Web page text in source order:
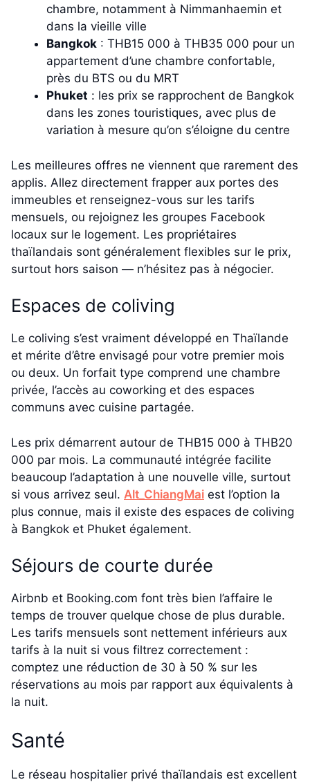
chambre, notamment à Nimmanhaemin et
dans la vieille ville
Bangkok : THB15 000 à THB35 000 pour un
appartement d’une chambre confortable,
près du BTS ou du MRT
Phuket : les prix se rapprochent de Bangkok
dans les zones touristiques, avec plus de
variation à mesure qu’on s’éloigne du centre
Les meilleures offres ne viennent que rarement des
applis. Allez directement frapper aux portes des
immeubles et renseignez-vous sur les tarifs
mensuels, ou rejoignez les groupes Facebook
locaux sur le logement. Les propriétaires
thaïlandais sont généralement flexibles sur le prix,
surtout hors saison — n’hésitez pas à négocier.
Espaces de coliving
Le coliving s’est vraiment développé en Thaïlande
et mérite d’être envisagé pour votre premier mois
ou deux. Un forfait type comprend une chambre
privée, l’accès au coworking et des espaces
communs avec cuisine partagée.
Les prix démarrent autour de THB15 000 à THB20
000 par mois. La communauté intégrée facilite
beaucoup l’adaptation à une nouvelle ville, surtout
si vous arrivez seul. Alt_ChiangMai est l’option la
plus connue, mais il existe des espaces de coliving
à Bangkok et Phuket également.
Séjours de courte durée
Airbnb et Booking.com font très bien l’affaire le
temps de trouver quelque chose de plus durable.
Les tarifs mensuels sont nettement inférieurs aux
tarifs à la nuit si vous filtrez correctement :
comptez une réduction de 30 à 50 % sur les
réservations au mois par rapport aux équivalents à
la nuit.
Santé
Le réseau hospitalier privé thaïlandais est excellent